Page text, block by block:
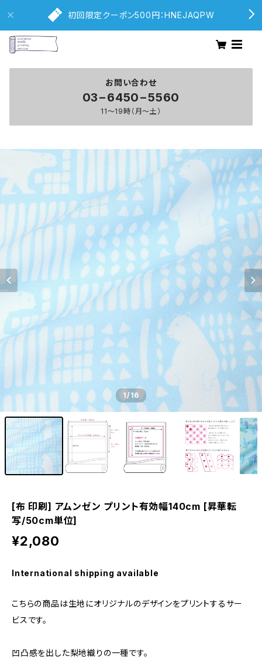
初回限定クーポン500円：HNEJAQPW
お問い合わせ
03−6450−5560
11〜19時（月〜土）
1/16
[布 印刷] アムンゼン プリント有効幅140cm [昇華転
写/50cm単位]
¥2,080
International shipping available
こちらの商品は生地にオリジナルのデザインをプリントするサー
ビスです。
凹凸感を出した梨地織りの一種です。